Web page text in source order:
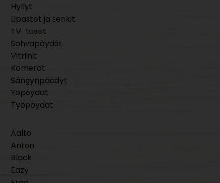
Hyllyt
Lipastot ja senkit
TV-tasot
Sohvapöydät
Vitriinit
Komerot
Sängynpäädyt
Yöpöydät
Työpöydät
Aalto
Anton
Black
Eazy